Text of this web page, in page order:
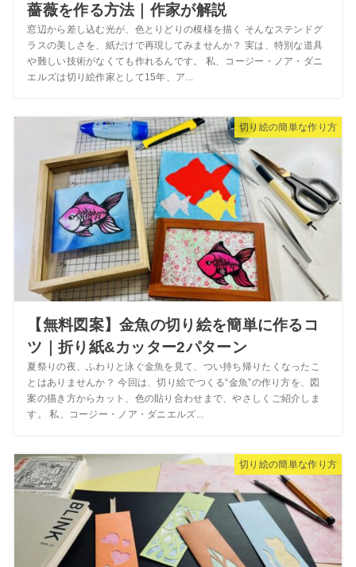
薔薇を作る方法｜作家が解説
窓辺から差し込む光が、色とりどりの模様を描く そんなステンドグ
ラスの美しさを、紙だけで再現してみませんか？ 実は、特別な道具
や難しい技術がなくても作れるんです。 私、コージー・ノア・ダニ
エルズは切り絵作家として15年、ア...
切り絵の簡単な作り方
【無料図案】金魚の切り絵を簡単に作るコ
ツ｜折り紙&カッター2パターン
夏祭りの夜、ふわりと泳ぐ金魚を見て、つい持ち帰りたくなったこ
とはありませんか？ 今回は、切り絵でつくる“金魚”の作り方を、図
案の描き方からカット、色の貼り合わせまで、やさしくご紹介しま
す。 私、コージー・ノア・ダニエルズ...
切り絵の簡単な作り方